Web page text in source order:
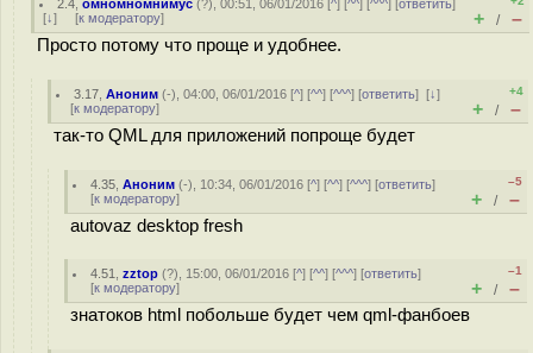
2.4 ,омномномнимус (?), 00:51, 06/01/2016 [^] [^^] [^^^] [ответить]
[↓] [к модератору] + / –
Просто потому что проще и удобнее.
3.17 ,Аноним (-), 04:00, 06/01/2016 [^] [^^] [^^^] [ответить][↓]
[к модератору]
+4
+ / –
так-то QML для приложений попроще будет
4.35 ,Аноним (-), 10:34, 06/01/2016 [^] [^^] [^^^] [ответить]
[к модератору]
–5
+ / –
autovaz desktop fresh
4.51 ,zztop (?), 15:00, 06/01/2016 [^] [^^] [^^^] [ответить]
[к модератору]
–1
+ / –
знатоков html побольше будет чем qml-фанбоев